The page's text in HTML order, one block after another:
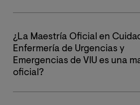
¿La Maestría Oficial en
Enfermería de Urgencias y
Emergencias de VIU es una
oficial?